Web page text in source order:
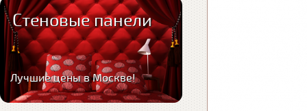
Стеновые панели
Лучшие цены в Москве!